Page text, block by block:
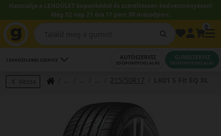
Használja a LENDÜLET kuponkódot és szereltessen kedvezményesen!
Még 52 nap 21 óra 17 perc 30 másodperc.
LEGKÖZELEBBI SZERVIZ AUTÓSZERVIZ
IDŐPONTFOGLALÁS
GUMISZERVIZ
IDŐPONTFOGLALÁS
Vissza 215/50R17